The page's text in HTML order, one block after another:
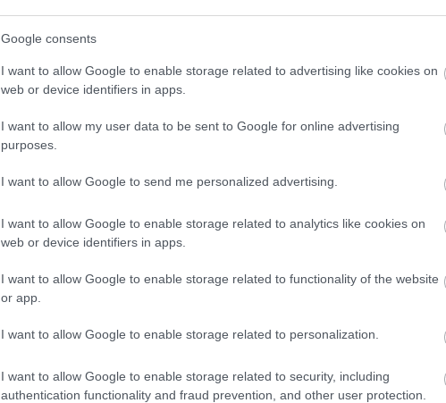
Google consents
I want to allow Google to enable storage related to advertising like cookies on
web or device identifiers in apps.
I want to allow my user data to be sent to Google for online advertising
purposes.
I want to allow Google to send me personalized advertising.
I want to allow Google to enable storage related to analytics like cookies on
web or device identifiers in apps.
I want to allow Google to enable storage related to functionality of the website
or app.
I want to allow Google to enable storage related to personalization.
I want to allow Google to enable storage related to security, including
authentication functionality and fraud prevention, and other user protection.